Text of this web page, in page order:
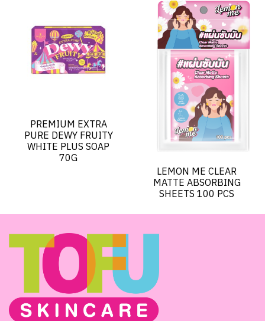
PREMIUM EXTRA
PURE DEWY FRUITY
WHITE PLUS SOAP
70G
LEMON ME CLEAR
MATTE ABSORBING
SHEETS 100 PCS